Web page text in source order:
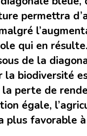
permettra
qui en
de la
la biodiversité
perte de
égale,
plus favorable